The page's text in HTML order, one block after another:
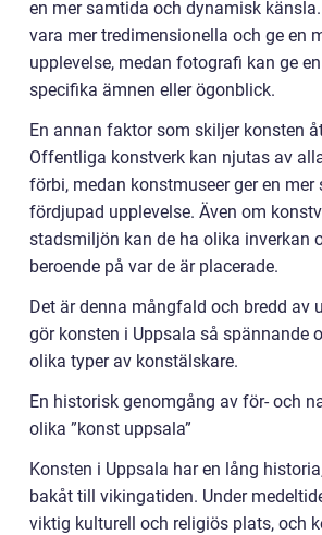
en mer samtida och dynamisk
vara mer tredimensionella och ge en
upplevelse, medan fotografi kan ge
specifika ämnen eller ögonblick.
En annan faktor som skiljer konsten
Offentliga konstverk kan njutas av
förbi, medan konstmuseer ger en mer
fördjupad upplevelse. Även om
stadsmiljön kan de ha olika inverkan
beroende på var de är placerade.
Det är denna mångfald och bredd av
gör konsten i Uppsala så spännande
olika typer av konstälskare.
En historisk genomgång av för- och
olika ”konst uppsala”
Konsten i Uppsala har en lång
bakåt till vikingatiden. Under
viktig kulturell och religiös plats, och